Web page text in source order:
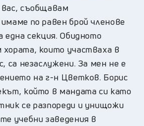
съобщавам
по равен брой членове
една секция. Обидното
които участваха в
са незаслужени. За мен не е
на г-н Цветков. Борис
който в мандата си като
се разпореди и унищожи
учебни заведения в